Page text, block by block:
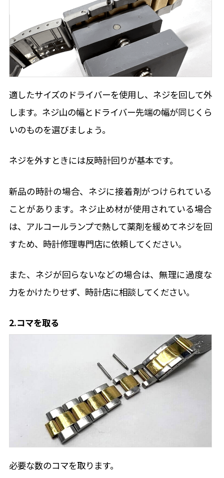
適したサイズのドライバーを使用し、ネジを回して外
します。ネジ山の幅とドライバー先端の幅が同じくら
いのものを選びましょう。
ネジを外すときには反時計回りが基本です。
新品の時計の場合、ネジに接着剤がつけられている
ことがあります。ネジ止め材が使用されている場合
は、アルコールランプで熱して薬剤を緩めてネジを回
すため、時計修理専門店に依頼してください。
また、ネジが回らないなどの場合は、無理に過度な
力をかけたりせず、時計店に相談してください。
2.コマを取る
必要な数のコマを取ります。